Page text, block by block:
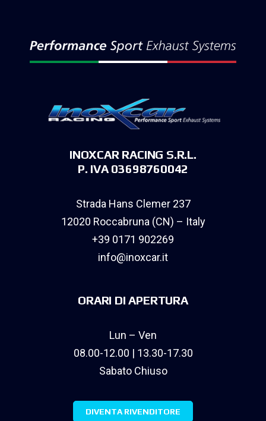
INOXCAR RACING S.R.L.
P. IVA 03698760042
Strada Hans Clemer 237
12020 Roccabruna (CN) – Italy
+39 0171 902269
info@inoxcar.it
ORARI DI APERTURA
Lun – Ven
08.00-12.00 | 13.30-17.30
Sabato Chiuso
DIVENTA RIVENDITORE